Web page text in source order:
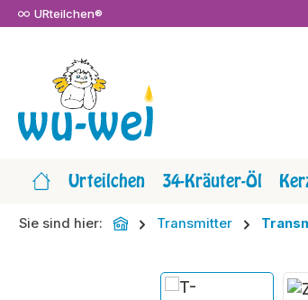
Hauptinhalt springen
Zur Suche springen
Zur Hauptnavigation springen
URteilchen®
Urteilchen 34-Kräuter-Öl
Sie sind hier: Transmitter
Bildergalerie überspringen